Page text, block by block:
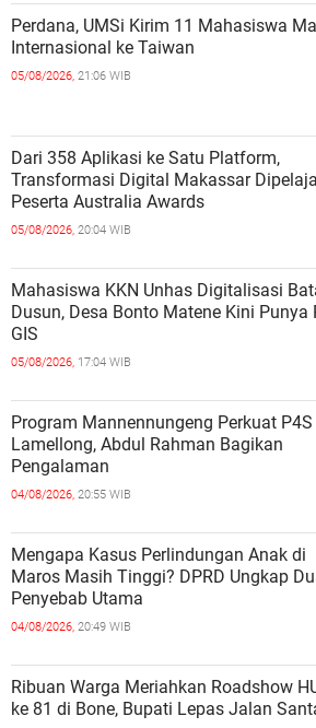
Perdana, UMSi Kirim 11 Mahasiswa
Internasional ke Taiwan
05/08/2026, 21:06 WIB
Dari 358 Aplikasi ke Satu Platform,
Transformasi Digital Makassar
Peserta Australia Awards
05/08/2026, 20:04 WIB
Mahasiswa KKN Unhas Digitalisasi
Dusun, Desa Bonto Matene Kini Punya
GIS
05/08/2026, 17:04 WIB
Program Mannennungeng Perkuat P4S
Lamellong, Abdul Rahman Bagikan
Pengalaman
04/08/2026, 20:55 WIB
Mengapa Kasus Perlindungan Anak di
Maros Masih Tinggi? DPRD Ungkap
Penyebab Utama
04/08/2026, 20:49 WIB
Ribuan Warga Meriahkan Roadshow
ke 81 di Bone, Bupati Lepas Jalan